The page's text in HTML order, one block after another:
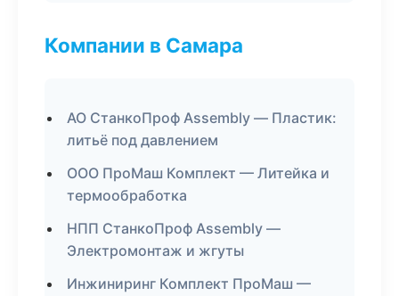
Компании в Самара
АО СтанкоПроф Assembly — Пластик:
литьё под давлением
ООО ПроМаш Комплект — Литейка и
термообработка
НПП СтанкоПроф Assembly —
Электромонтаж и жгуты
Инжиниринг Комплект ПроМаш —